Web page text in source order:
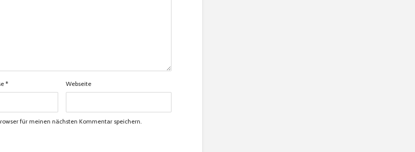
* Webseite
für meinen nächsten Kommentar speichern.